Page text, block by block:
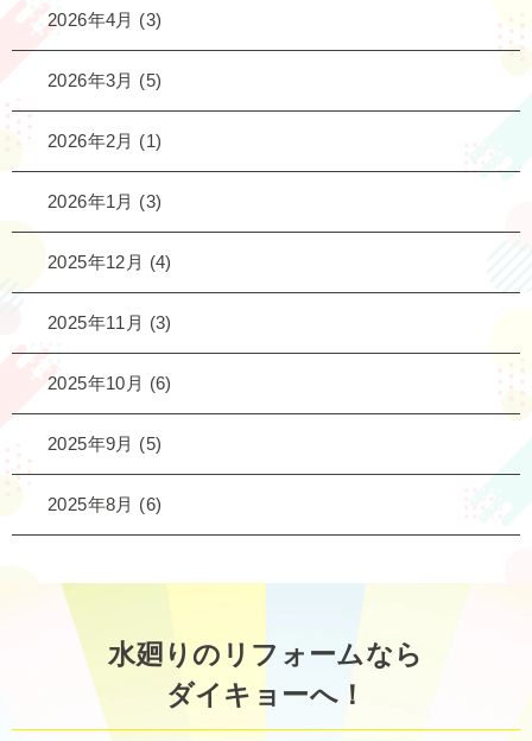
2026年4月 (3)
2026年3月 (5)
2026年2月 (1)
2026年1月 (3)
2025年12月 (4)
2025年11月 (3)
2025年10月 (6)
2025年9月 (5)
2025年8月 (6)
水廻りのリフォームなら
ダイキョーへ！